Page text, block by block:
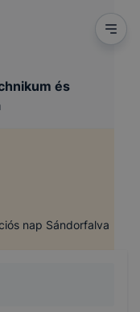
és
nap Sándorfalva